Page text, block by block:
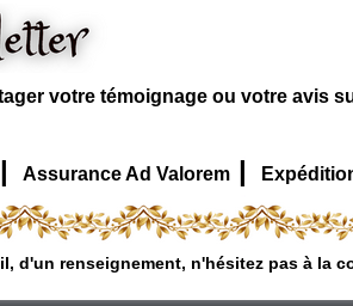
votre témoignage ou votre avis
| Assurance Ad Valorem |
d'un renseignement, n'hésitez pas à la